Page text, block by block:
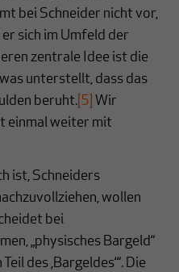
bei Schneider nicht vor,
sich im Umfeld der
zentrale Idee ist die
unterstellt, dass das
beruht. [5] Wir
einmal weiter mit
ist, Schneiders
wollen
bei
„physisches Bargeld“
des ‚Bargeldes‘“. Die